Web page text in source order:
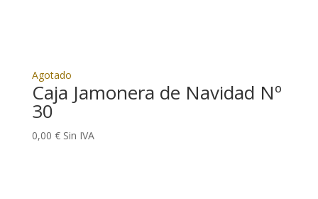
Agotado
Caja Jamonera de Navidad Nº
30
0,00 € Sin IVA